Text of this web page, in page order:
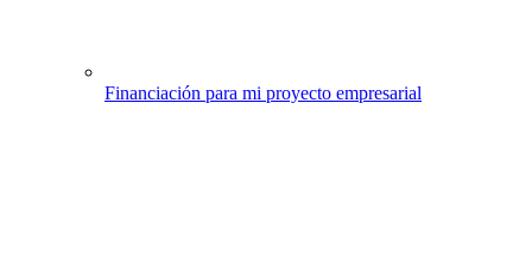
Financiación para mi proyecto empresarial